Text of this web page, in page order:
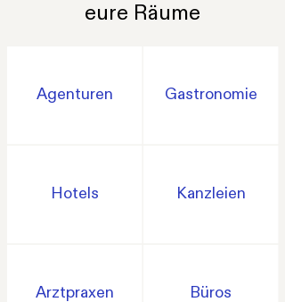
eure Räume
Agenturen
Hotels
Arztpraxen
Gastronomie
Kanzleien
Büros